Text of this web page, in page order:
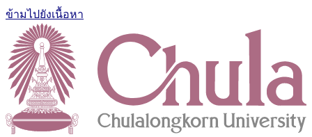
ข้ามไปยังเนื้อหา